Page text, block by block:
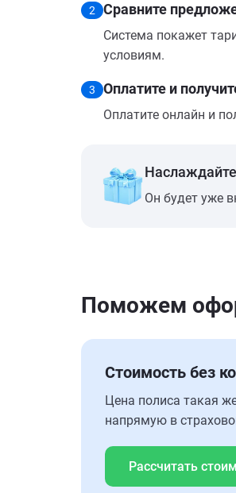
2 Сравните
Система покажет
условиям.
3 Оплатите и
Оплатите онлайн и
Он будет уже
Поможем
Стоимость без
Цена полиса такая
напрямую в
Рассчитать